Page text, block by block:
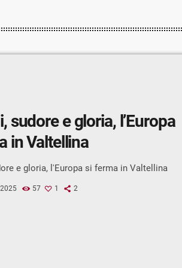
sudore e gloria, l’Europa
in Valtellina
e gloria, l'Europa si ferma in Valtellina
57 1 2